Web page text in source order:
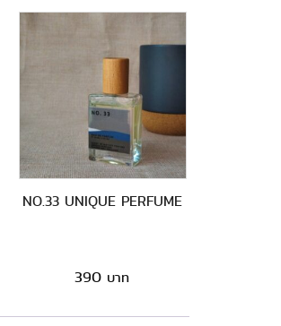
NO.33 UNIQUE PERFUME
390